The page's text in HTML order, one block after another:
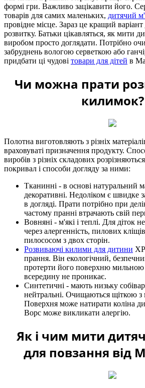
формі гри. Важливо зацікавити його.
товарів для самих маленьких, дитячий
провідне місце. Зараз це кращий
розвитку. Батьки цікавляться, як мити
виробом просто доглядати. Потрібно
забруднень вологою серветкою або
придбати ці чудові товари для дітей в
Чи можна прати
килимок?
Полотна виготовляють з різніх
враховуваті призначення продукту.
виробів з різніх складових
покривал і способи догляду за ними:
Тканинні - в основі натуральний
декоративні. Недоліком є ​​швидке
в догляді. Прати потрібно при
частому пранні втрачають свій
Вовняні - м'які і теплі. Для діток
через алергенність, пилових
пилососом з двох сторін.
Розвиваючі килими для дитини
прання. Він екологічний,
протерти його поверхню
всередину не проникає.
Синтетичні - мають низьку
нейтральні. Очищаються щіткою
Поверхня може натирати коліна
Ворс може викликати алергію.
Як і чим мити
для повзання від